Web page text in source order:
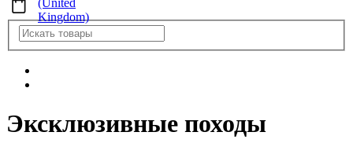
Эксклюзивные походы